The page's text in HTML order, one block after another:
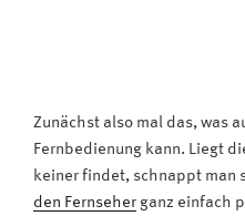
Zunächst also mal das, was
Fernbedienung kann. Liegt
keiner findet, schnappt man
den Fernseher ganz einfach